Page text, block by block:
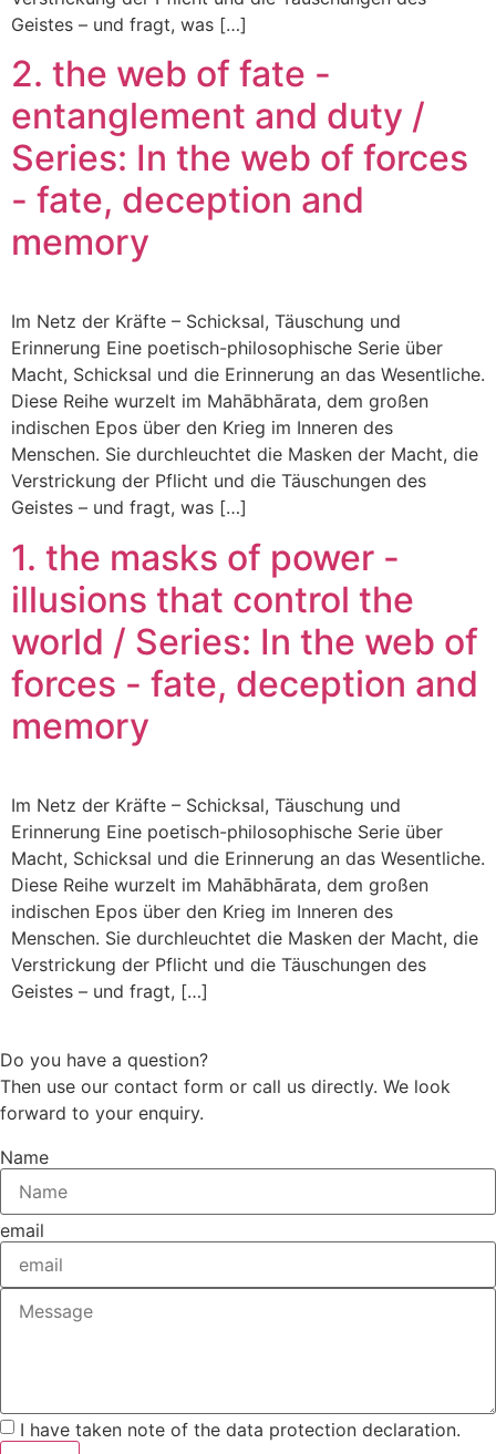
Geistes – und fragt, was […]
2. the web of fate -
entanglement and duty /
Series: In the web of forces
- fate, deception and
memory
Im Netz der Kräfte – Schicksal, Täuschung und
Erinnerung Eine poetisch-philosophische Serie über
Macht, Schicksal und die Erinnerung an das Wesentliche.
Diese Reihe wurzelt im Mahābhārata, dem großen
indischen Epos über den Krieg im Inneren des
Menschen. Sie durchleuchtet die Masken der Macht, die
Verstrickung der Pflicht und die Täuschungen des
Geistes – und fragt, was […]
1. the masks of power -
illusions that control the
world / Series: In the web of
forces - fate, deception and
memory
Im Netz der Kräfte – Schicksal, Täuschung und
Erinnerung Eine poetisch-philosophische Serie über
Macht, Schicksal und die Erinnerung an das Wesentliche.
Diese Reihe wurzelt im Mahābhārata, dem großen
indischen Epos über den Krieg im Inneren des
Menschen. Sie durchleuchtet die Masken der Macht, die
Verstrickung der Pflicht und die Täuschungen des
Geistes – und fragt, […]
Do you have a question?
Then use our contact form or call us directly. We look
forward to your enquiry.
Name
email
I have taken note of the data protection declaration.